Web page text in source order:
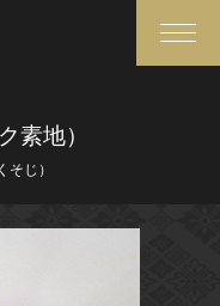
素地）
じ）